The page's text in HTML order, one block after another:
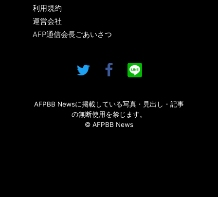
利用規約
運営会社
AFP通信会長ごあいさつ
AFPBB Newsに掲載している写真・見出し・記事
の無断使用を禁じます。
© AFPBB News